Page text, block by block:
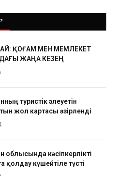
ҚОҒАМ МЕН МЕМЛЕКЕТ
ЖАҢА КЕЗЕҢ
туристік әлеуетін
жол картасы әзірленді
облысында кәсіпкерлікті
қолдау күшейтіле түсті